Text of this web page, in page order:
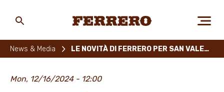
main
News & Media LE NOVITÀ DI FERRERO PER SAN VALENTINO
Mon, 12/16/2024 - 12:00